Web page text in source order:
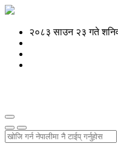
२०८३ साउन २३ गते